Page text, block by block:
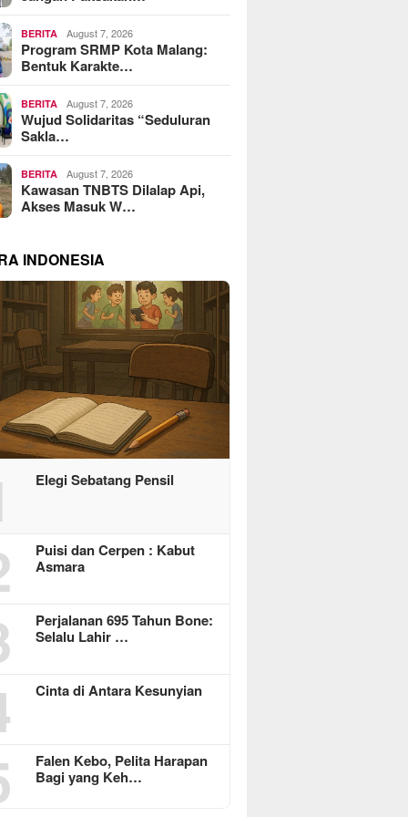
BERITA August 7, 2026
Program SRMP Kota Malang:
Bentuk Karakte…
BERITA August 7, 2026
Wujud Solidaritas “Seduluran
Sakla…
BERITA August 7, 2026
Kawasan TNBTS Dilalap Api,
Akses Masuk W…
INDONESIA
Elegi Sebatang Pensil
Puisi dan Cerpen : Kabut
Asmara
Perjalanan 695 Tahun Bone:
Selalu Lahir …
Cinta di Antara Kesunyian
Falen Kebo, Pelita Harapan
Bagi yang Keh…